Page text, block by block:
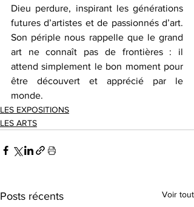
Dieu perdure, inspirant les générations
futures d’artistes et de passionnés d’art.
Son périple nous rappelle que le grand
art ne connaît pas de frontières : il
attend simplement le bon moment pour
être découvert et apprécié par le
monde.
LES EXPOSITIONS
LES ARTS
Posts récents Voir tout